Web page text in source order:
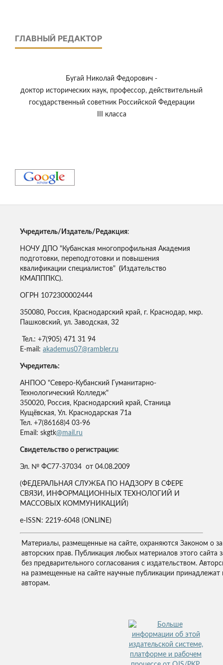
ГЛАВНЫЙ РЕДАКТОР
Бугай Николай Федорович -
доктор исторических наук, профессор, действительный
государственный советник Российской Федерации
III класса
Учредитель/Издатель/Редакция:
НОЧУ ДПО "Кубанская многопрофильная Академия
подготовки, переподготовки и повышения
квалификации специалистов" (Издательство
КМАПППКС).
ОГРН 1072300002444
350080, Россия, Краснодарский край, г. Краснодар, мкр.
Пашковский, ул. Заводская, 32
Тел.: +7(905) 471 31 94
E-mail: akademus07@rambler.ru
Учредитель:
АНПОО "Северо-Кубанский Гуманитарно-
Технологический Колледж"
350020, Россия, Краснодарский край, Станица
Кущёвская, Ул. Краснодарская 71а
Тел. +7(86168)4 03-96
Email: skgtk@mail.ru
Свидетельство о регистрации:
Эл. № ФС77-37034 от 04.08.2009
(ФЕДЕРАЛЬНАЯ СЛУЖБА ПО НАДЗОРУ В СФЕРЕ
СВЯЗИ, ИНФОРМАЦИОННЫХ ТЕХНОЛОГИЙ И
МАССОВЫХ КОММУНИКАЦИЙ)
e-ISSN: 2219-6048 (ONLINE)
Материалы, размещенные на сайте, охраняются Законом о
авторских прав. Публикация любых материалов этого сайта
без предварительного согласования с издательством.
на размещенные на сайте научные публикации принадлежат
авторам.